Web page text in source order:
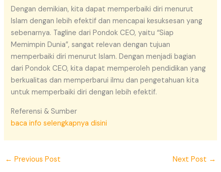
Dengan demikian, kita dapat memperbaiki diri menurut
Islam dengan lebih efektif dan mencapai kesuksesan yang
sebenarnya. Tagline dari Pondok CEO, yaitu “Siap
Memimpin Dunia”, sangat relevan dengan tujuan
memperbaiki diri menurut Islam. Dengan menjadi bagian
dari Pondok CEO, kita dapat memperoleh pendidikan yang
berkualitas dan memperbarui ilmu dan pengetahuan kita
untuk memperbaiki diri dengan lebih efektif.
Referensi & Sumber
baca info selengkapnya disini
← Previous Post Next Post →